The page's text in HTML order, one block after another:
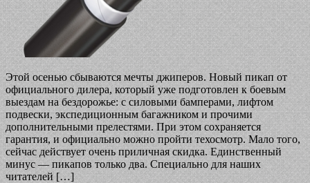
Этой осенью сбываются мечты джиперов. Новый пикап от
официального дилера, который уже подготовлен к боевым
выездам на бездорожье: с силовыми бамперами, лифтом
подвески, экспедиционным багажником и прочими
дополнительными прелестями. При этом сохраняется
гарантия, и официально можно пройти техосмотр. Мало того,
сейчас действует очень приличная скидка. Единственный
минус — пикапов только два. Специально для наших
читателей […]